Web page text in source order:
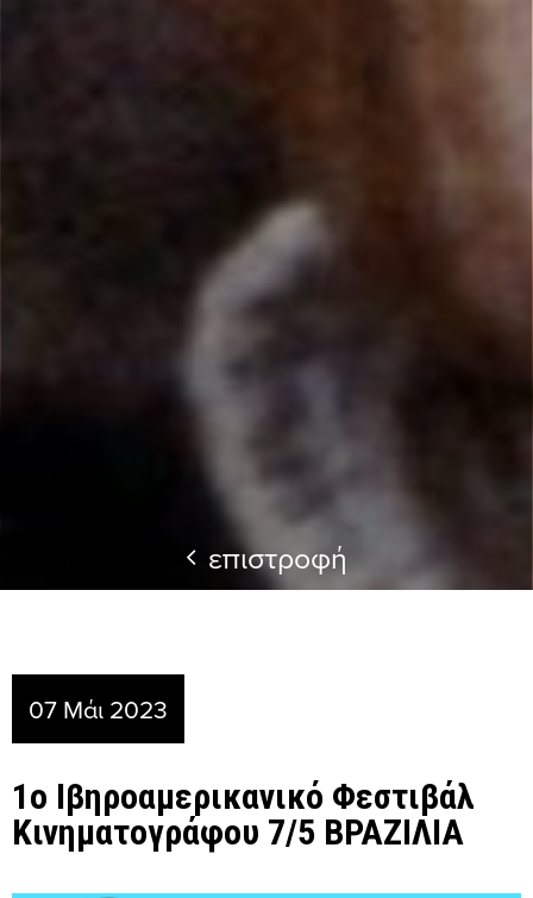
επιστροφή
07 Μάι 2023
1ο Ιβηροαμερικανικό Φεστιβάλ
Κινηματογράφου 7/5 ΒΡΑΖΙΛΙΑ